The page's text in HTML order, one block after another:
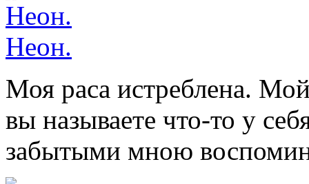
Неон.
Моя раса истреблена.
вы называете что-то у
забытыми мною